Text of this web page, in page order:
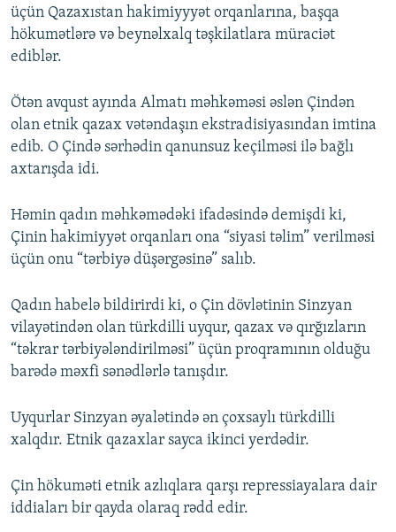
üçün Qazaxıstan hakimiyyyət orqanlarına, başqa
hökumətlərə və beynəlxalq təşkilatlara müraciət
ediblər.
Ötən avqust ayında Almatı məhkəməsi əslən Çindən
olan etnik qazax vətəndaşın ekstradisiyasından imtina
edib. O Çində sərhədin qanunsuz keçilməsi ilə bağlı
axtarışda idi.
Həmin qadın məhkəmədəki ifadəsində demişdi ki,
Çinin hakimiyyət orqanları ona “siyasi təlim” verilməsi
üçün onu “tərbiyə düşərgəsinə” salıb.
Qadın habelə bildirirdi ki, o Çin dövlətinin Sinzyan
vilayətindən olan türkdilli uyqur, qazax və qırğızların
“təkrar tərbiyələndirilməsi” üçün proqramının olduğu
barədə məxfi sənədlərlə tanışdır.
Uyqurlar Sinzyan əyalətində ən çoxsaylı türkdilli
xalqdır. Etnik qazaxlar sayca ikinci yerdədir.
Çin hökuməti etnik azlıqlara qarşı repressiayalara dair
iddiaları bir qayda olaraq rədd edir.